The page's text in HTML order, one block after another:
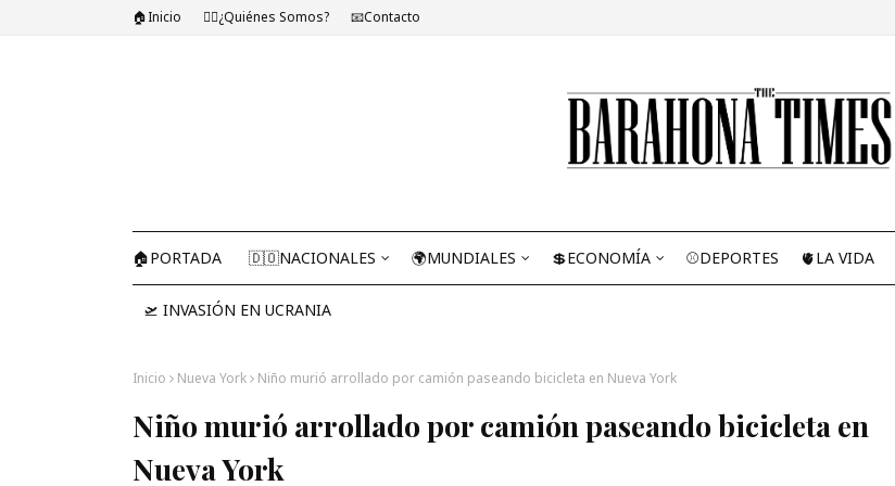
🏠Inicio 🤷‍♂️¿Quiénes Somos? 📧Contacto
🏠PORTADA 🇩🇴NACIONALES 🌍MUNDIALES 💲ECONOMÍA ⚾DEPORTES 🫀LA VIDA
🛫 INVASIÓN EN UCRANIA
Inicio Nueva York Niño murió arrollado por camión paseando bicicleta en Nueva York
Niño murió arrollado por camión paseando bicicleta en
Nueva York